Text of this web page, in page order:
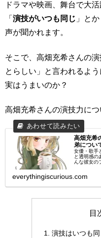
ドラマや映画、舞台で大
「 演技がいつも同じ 」とか
声が聞かれます。
そこで、高畑充希さんの
とらしい」と言われるよ
実はうまいのか？
高畑充希さんの演技力につ
高畑充希
弟につい
女優・歌手
と透明感の
んな彼女の
everythingiscurious.com
目
演技はいつも